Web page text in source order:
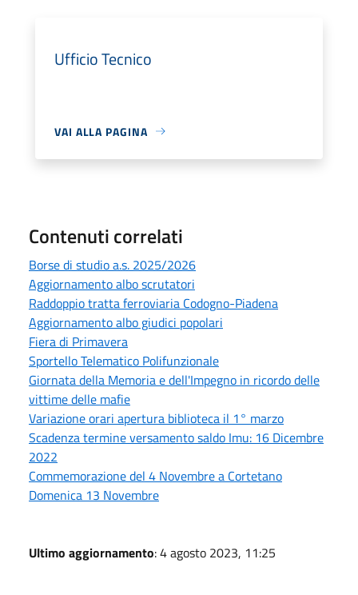
Ufficio Tecnico
VAI ALLA PAGINA
Contenuti correlati
Borse di studio a.s. 2025/2026
Aggiornamento albo scrutatori
Raddoppio tratta ferroviaria Codogno-Piadena
Aggiornamento albo giudici popolari
Fiera di Primavera
Sportello Telematico Polifunzionale
Giornata della Memoria e dell'Impegno in ricordo delle
vittime delle mafie
Variazione orari apertura biblioteca il 1° marzo
Scadenza termine versamento saldo Imu: 16 Dicembre
2022
Commemorazione del 4 Novembre a Cortetano
Domenica 13 Novembre
Ultimo aggiornamento: 4 agosto 2023, 11:25